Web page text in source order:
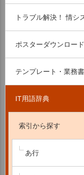
トラブル解決！ 情シ
ポスターダウンロード
テンプレート・業務
IT用語辞典
索引から探す
あ行